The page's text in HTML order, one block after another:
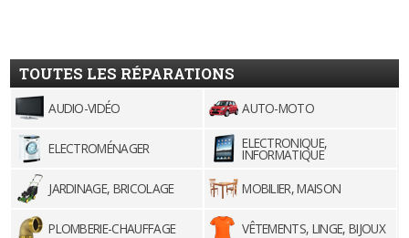
TOUTES LES RÉPARATIONS
AUDIO-VIDÉO AUTO-MOTO
ELECTROMÉNAGER ELECTRONIQUE,
INFORMATIQUE
JARDINAGE, BRICOLAGE
MOBILIER, MAISON
PLOMBERIE-CHAUFFAGE VÊTEMENTS, LINGE, BIJOUX